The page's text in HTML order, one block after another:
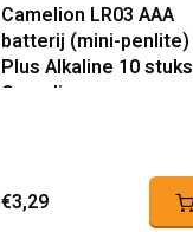
Camelion LR03 AAA
batterij (mini-penlite)
Plus Alkaline 10 stuks
Camelion
€3,29